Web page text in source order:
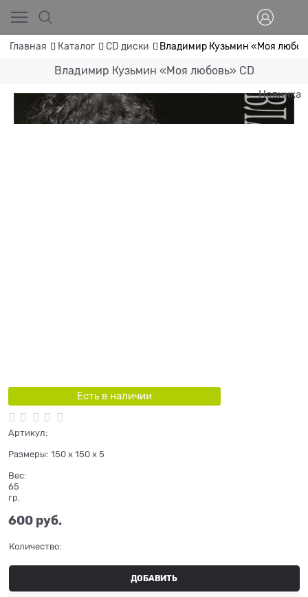
Главная Каталог CD диски Владимир Кузьмин «Моя
Владимир Кузьмин «Моя любовь» CD
Новинка
Есть в наличии
Артикул:
Размеры: 150 x 150 x 5
Вес:
65
гр.
600 руб.
Количество:
ДОБАВИТЬ